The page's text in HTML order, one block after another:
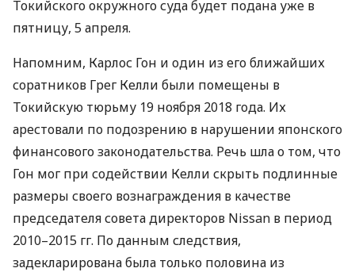
Токийского окружного суда будет подана уже в
пятницу, 5 апреля.
Напомним, Карлос Гон и один из его ближайших
соратников Грег Келли были помещены в
Токийскую тюрьму 19 ноября 2018 года. Их
арестовали по подозрению в нарушении японского
финансового законодательства. Речь шла о том, что
Гон мог при содействии Келли скрыть подлинные
размеры своего вознаграждения в качестве
председателя совета директоров Nissan в период
2010–2015 гг. По данным следствия,
задекларирована была только половина из